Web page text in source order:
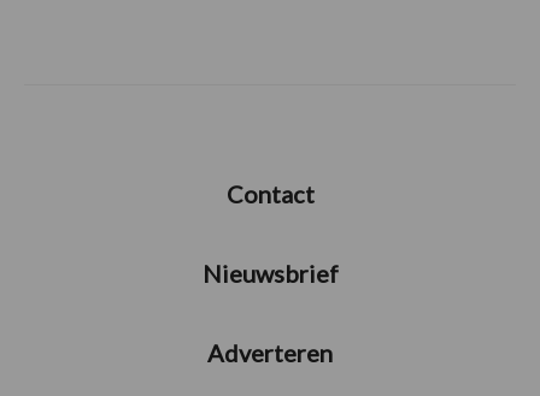
Contact
Nieuwsbrief
Adverteren